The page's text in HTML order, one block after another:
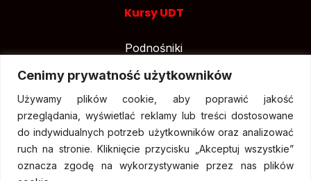
Cenimy prywatność użytkowników
Używamy plików cookie, aby poprawić jakość
przeglądania, wyświetlać reklamy lub treści dostosowane
do indywidualnych potrzeb użytkowników oraz analizować
ruch na stronie. Kliknięcie przycisku „Akceptuj wszystkie”
oznacza zgodę na wykorzystywanie przez nas plików
Kursy UDT
Podnośniki
Suwnice
Wózki widłowe